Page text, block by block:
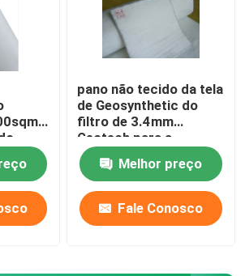
Geofabric
do filamento
Geomembrane
drenagem
pano não tecido da tela
de Geosynthetic do
filtro de 3.4mm
Geotech para a
construção de
estradasMelhor preço
Fale Conosco